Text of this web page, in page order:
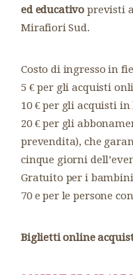
ed educativoprevisti
Mirafiori Sud.
Costo di ingresso in
5 € per gli acquisti
10 € per gli acquisti
20 € per gli
prevendita), che
cinque giorni
Gratuito per i
70 e per le persone
Biglietti online